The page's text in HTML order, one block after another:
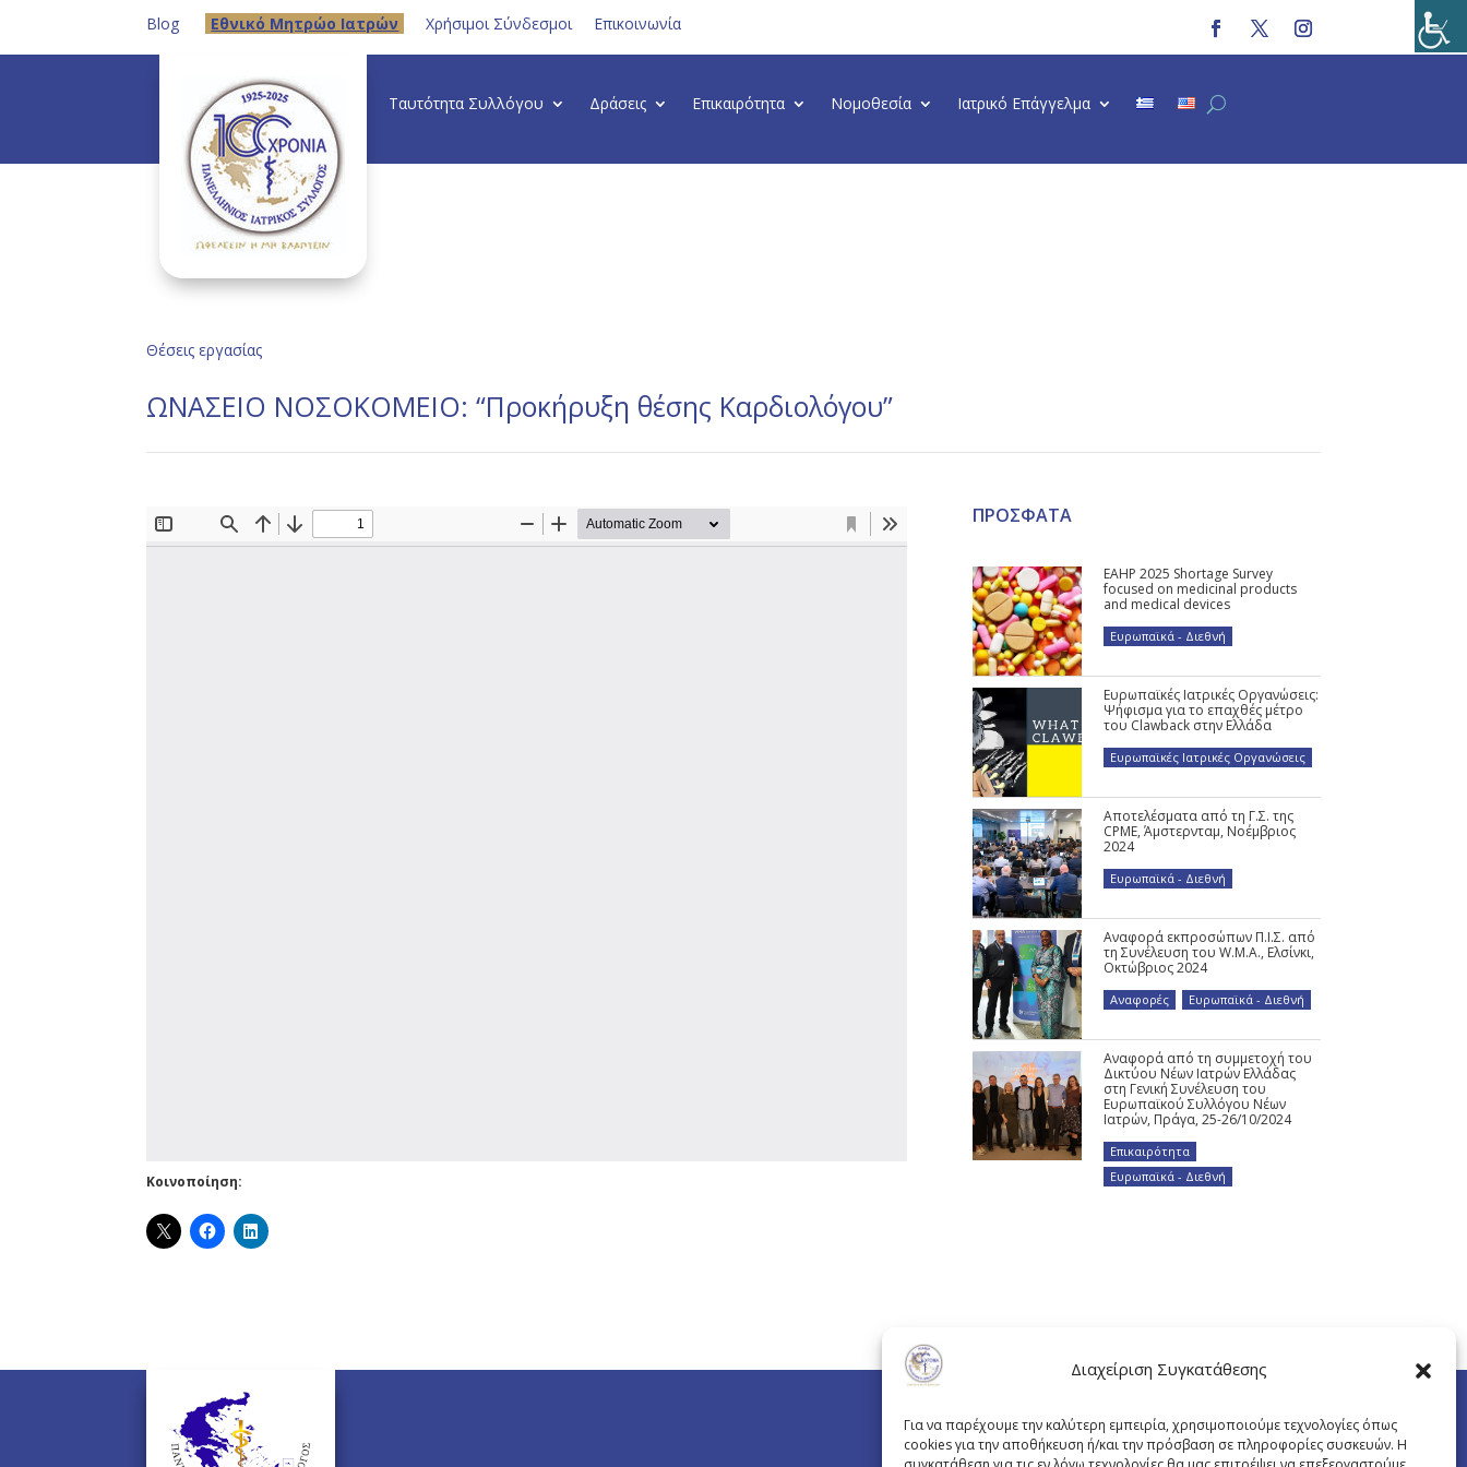
Διαχείριση Συγκατάθεσης
Για να παρέχουμε την καλύτερη εμπειρία, χρησιμοποιούμε τεχνολογίες όπως
cookies για την αποθήκευση ή/και την πρόσβαση σε πληροφορίες συσκευών. Η
Blog Eθνικό Μητρώο Ιατρών Χρήσιμοι Σύνδεσμοι Επικοινωνία
Ταυτότητα Συλλόγου Δράσεις Επικαιρότητα Νομοθεσία Ιατρικό Επάγγελμα
Θέσεις εργασίας
ΩΝΑΣΕΙΟ ΝΟΣΟΚΟΜΕΙΟ: “Προκήρυξη θέσης Καρδιολόγου”
Κοινοποίηση:
ΠΡΟΣΦΑΤΑ
EAHP 2025 Shortage Survey
focused on medicinal products
and medical devices
Ευρωπαϊκά - Διεθνή
Ευρωπαϊκές Ιατρικές Οργανώσεις:
Ψήφισμα για το επαχθές μέτρο
του Clawback στην Ελλάδα
Ευρωπαϊκές Ιατρικές Οργανώσεις
Αποτελέσματα από τη Γ.Σ. της
CPME, Άμστερνταμ, Νοέμβριος
2024
Ευρωπαϊκά - Διεθνή
Αναφορά εκπροσώπων Π.Ι.Σ. από
τη Συνέλευση του W.M.A., Ελσίνκι,
Οκτώβριος 2024
Αναφορές Ευρωπαϊκά - Διεθνή
Αναφορά από τη συμμετοχή του
Δικτύου Νέων Ιατρών Ελλάδας
στη Γενική Συνέλευση του
Ευρωπαϊκού Συλλόγου Νέων
Ιατρών, Πράγα, 25-26/10/2024
Επικαιρότητα
Ευρωπαϊκά - Διεθνή